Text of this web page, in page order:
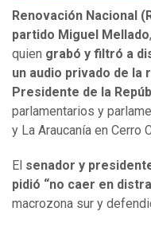
Renovación Nacional
partido Miguel Mellado
quien grabó y filtró a
un audio privado de la
Presidente de la
parlamentarios y
y La Araucanía en Cerro
El senador y
pidió “no caer en
macrozona sur y